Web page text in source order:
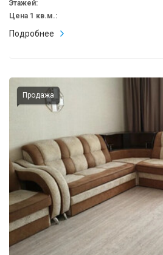
Этажей:
Цена 1 кв.м.:
Подробнее
Продажа